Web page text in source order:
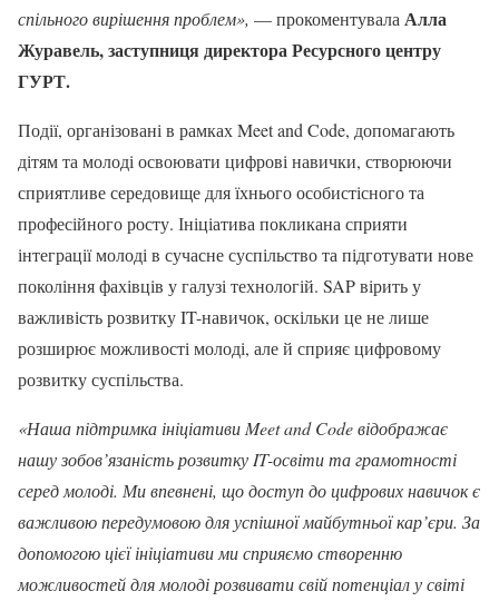
спільного вирішення проблем», — прокоментувала Алла
Журавель, заступниця директора Ресурсного центру
ГУРТ.
Події, організовані в рамках Meet and Code, допомагають
дітям та молоді освоювати цифрові навички, створюючи
сприятливе середовище для їхнього особистісного та
професійного росту. Ініціатива покликана сприяти
інтеграції молоді в сучасне суспільство та підготувати нове
покоління фахівців у галузі технологій. SAP вірить у
важливість розвитку IT-навичок, оскільки це не лише
розширює можливості молоді, але й сприяє цифровому
розвитку суспільства.
«Наша підтримка ініціативи Meet and Code відображає
нашу зобов’язаність розвитку IT-освіти та грамотності
серед молоді. Ми впевнені, що доступ до цифрових навичок є
важливою передумовою для успішної майбутньої кар’єри. За
допомогою цієї ініціативи ми сприяємо створенню
можливостей для молоді розвивати свій потенціал у світі